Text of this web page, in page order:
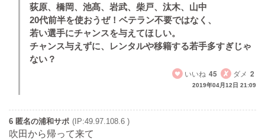
荻原、橋岡、池髙、岩武、柴戸、汰木、山中
20代前半を使おうぜ！ベテラン不要ではなく、
若い選手にチャンスを与えてほしい。
チャンス与えずに、レンタルや移籍する若手多すぎじゃ
ない？
いいね 45 ダメ 2
2019年04月12日 21:09
6 匿名の浦和サポ (IP:49.97.108.6 )
吹田から帰って来て